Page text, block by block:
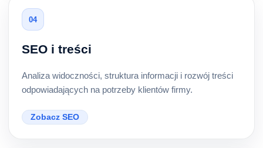
04
SEO i treści
Analiza widoczności, struktura informacji i rozwój treści
odpowiadających na potrzeby klientów firmy.
Zobacz SEO